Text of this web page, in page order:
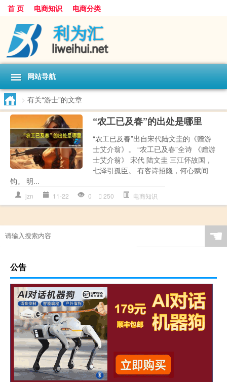
首 页 电商知识 电商分类
网站导航
> 有关“游士”的文章
“农工已及春”的出处是哪里
“农工已及春”出自宋代陆文圭的《赠游
士艾介翁》。 “农工已及春”全诗 《赠游
士艾介翁》 宋代 陆文圭 三江怀故国，
七泽引孤臣。 有客诗招隐，何心赋间
钧。 明...
jzn 11-22 0 250 电商知识
☚
公告